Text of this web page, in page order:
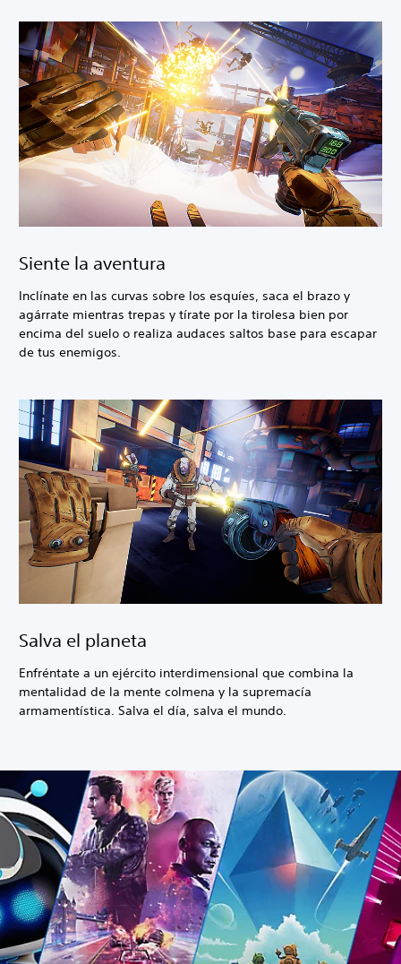
Siente la aventura
Inclínate en las curvas sobre los esquíes, saca el brazo y
agárrate mientras trepas y tírate por la tirolesa bien por
encima del suelo o realiza audaces saltos base para escapar
de tus enemigos.
Salva el planeta
Enfréntate a un ejército interdimensional que combina la
mentalidad de la mente colmena y la supremacía
armamentística. Salva el día, salva el mundo.